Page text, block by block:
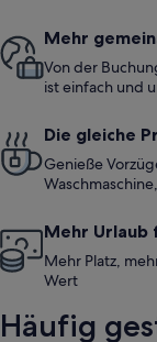
Mehr
Von der
ist einfach und
Die gleiche
Genieße
Mehr Urlaub
Mehr Platz,
Wert
Häufig